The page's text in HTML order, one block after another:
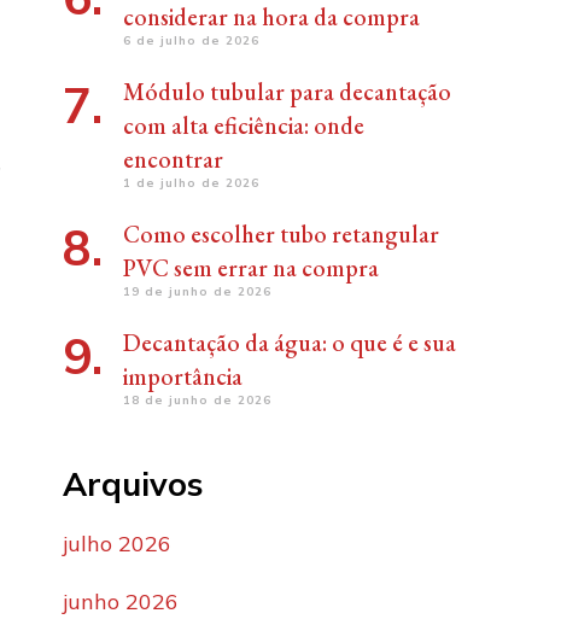
considerar na hora da compra
6 de julho de 2026
Módulo tubular para decantação
com alta eficiência: onde
encontrar
1 de julho de 2026
Como escolher tubo retangular
PVC sem errar na compra
19 de junho de 2026
Decantação da água: o que é e sua
importância
18 de junho de 2026
Arquivos
julho 2026
junho 2026